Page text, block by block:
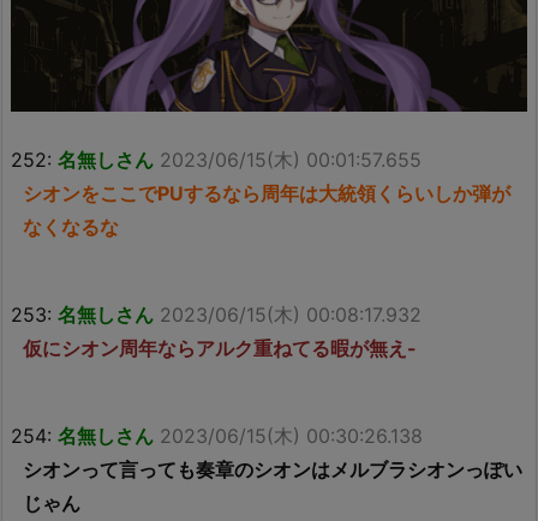
252: 名無しさん 2023/06/15(木) 00:01:57.655
シオンをここでPUするなら周年は大統領くらいしか弾が
なくなるな
253: 名無しさん 2023/06/15(木) 00:08:17.932
仮にシオン周年ならアルク重ねてる暇が無え-
254: 名無しさん 2023/06/15(木) 00:30:26.138
シオンって言っても奏章のシオンはメルブラシオンっぽい
じゃん